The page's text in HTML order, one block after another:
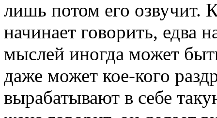
лишь потом его озвучит.
начинает говорить, едва
мыслей иногда может
даже может кое-кого
вырабатывают в себе